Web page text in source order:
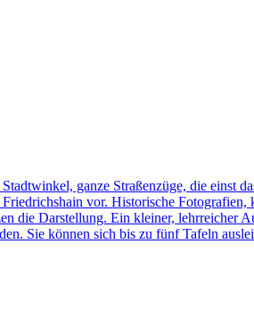
ganze Straßenzüge, die einst
vor. Historische
die Darstellung. Ein kleiner, lehrreicher
Sie können sich bis zu fünf Tafeln